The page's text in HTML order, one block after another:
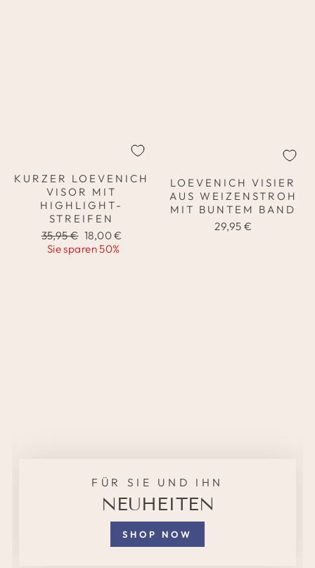
KURZER LOEVENICH
VISOR MIT
HIGHLIGHT-
STREIFEN
Normaler
Preis
35,95 € Sonderpreis
18,00 €
Sie sparen 50%
LOEVENICH VISIER
AUS WEIZENSTROH
MIT BUNTEM BAND
29,95 €
FÜR SIE UND IHN
NEUHEITEN
SHOP NOW